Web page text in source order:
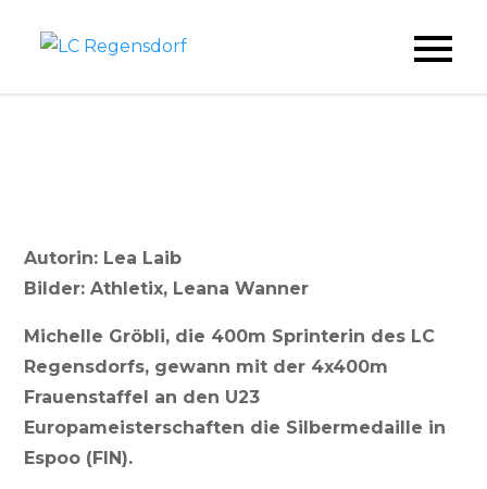
LC Regensdorf
Autorin: Lea Laib
Bilder: Athletix, Leana Wanner
Michelle Gröbli, die 400m Sprinterin des LC
Regensdorfs, gewann mit der 4x400m
Frauenstaffel an den U23
Europameisterschaften die Silbermedaille in
Espoo (FIN).